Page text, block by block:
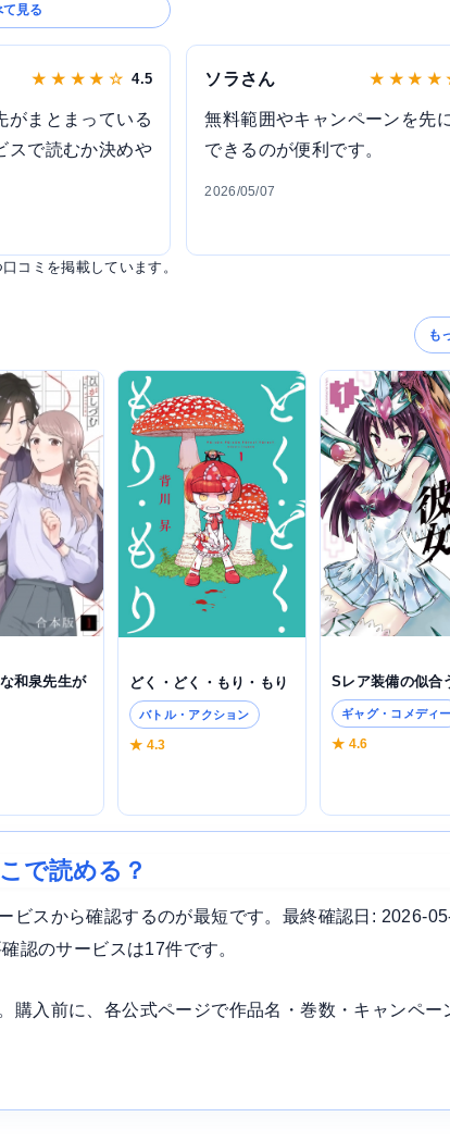
見る
★ ★ ★ ★ ☆ 4.5
がまとまっている
スで読むか決めや
ソラさん ★ ★ ★ ★
無料範囲やキャンペーンを先
できるのが便利です。
2026/05/07
コミを掲載しています。
も
和泉先生が
どく・どく・もり・もり
バトル・アクション
★ 4.3
Sレア装備の似合
ギャグ・コメディ
★ 4.6
で読める？
ビスから確認するのが最短です。最終確認日: 2026-
認のサービスは17件です。
購入前に、各公式ページで作品名・巻数・キャンペー